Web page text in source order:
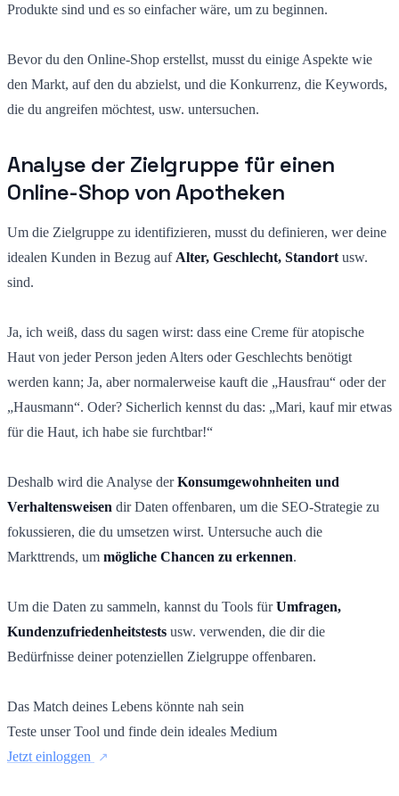
Produkte sind und es so einfacher wäre, um zu beginnen.
Bevor du den Online-Shop erstellst, musst du einige Aspekte wie
den Markt, auf den du abzielst, und die Konkurrenz, die Keywords,
die du angreifen möchtest, usw. untersuchen.
Analyse der Zielgruppe für einen
Online-Shop von Apotheken
Um die Zielgruppe zu identifizieren, musst du definieren, wer deine
idealen Kunden in Bezug auf Alter, Geschlecht, Standort usw.
sind.
Ja, ich weiß, dass du sagen wirst: dass eine Creme für atopische
Haut von jeder Person jeden Alters oder Geschlechts benötigt
werden kann; Ja, aber normalerweise kauft die „Hausfrau“ oder der
„Hausmann“. Oder? Sicherlich kennst du das: „Mari, kauf mir etwas
für die Haut, ich habe sie furchtbar!“
Deshalb wird die Analyse derKonsumgewohnheiten und
Verhaltensweisen dir Daten offenbaren, um die SEO-Strategie zu
fokussieren, die du umsetzen wirst. Untersuche auch die
Markttrends, um mögliche Chancen zu erkennen.
Um die Daten zu sammeln, kannst du Tools fürUmfragen,
Kundenzufriedenheitstests usw. verwenden, die dir die
Bedürfnisse deiner potenziellen Zielgruppe offenbaren.
Das Match deines Lebens könnte nah sein
Teste unser Tool und finde dein ideales Medium
Jetzt einloggen